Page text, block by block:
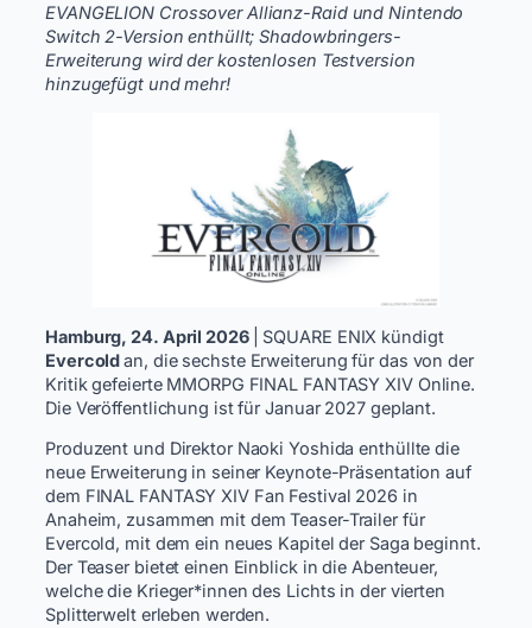
EVANGELION Crossover Allianz-Raid und Nintendo
Switch 2-Version enthüllt; Shadowbringers-
Erweiterung wird der kostenlosen Testversion
hinzugefügt und mehr!
Hamburg, 24. April 2026
| SQUARE ENIX kündigt
Evercoldan, die sechste Erweiterung für das von der
Kritik gefeierte MMORPG FINAL FANTASY XIV Online.
Die Veröffentlichung ist für Januar 2027 geplant.
Produzent und Direktor Naoki Yoshida enthüllte die
neue Erweiterung in seiner Keynote-Präsentation auf
dem FINAL FANTASY XIV Fan Festival 2026 in
Anaheim, zusammen mit dem Teaser-Trailer für
Evercold, mit dem ein neues Kapitel der Saga beginnt.
Der Teaser bietet einen Einblick in die Abenteuer,
welche die Krieger*innen des Lichts in der vierten
Splitterwelt erleben werden.